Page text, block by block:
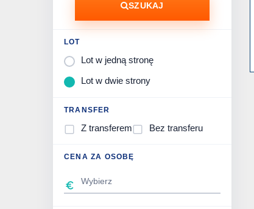
SZUKAJ
LOT
Lot w jedną stronę
Lot w dwie strony
TRANSFER
Z transferem Bez transferu
CENA ZA OSOBĘ